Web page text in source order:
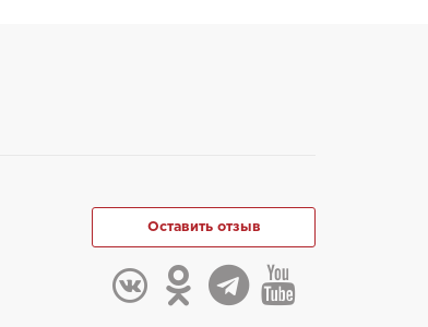
Оставить отзыв